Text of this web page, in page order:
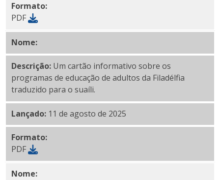
Formato:
PDF
Nome:PDF em suaíli
Descrição: Um cartão informativo sobre os
programas de educação de adultos da Filadélfia
traduzido para o suaíli.
Lançado: 11 de agosto de 2025
Formato:
PDF
Nome:PDF